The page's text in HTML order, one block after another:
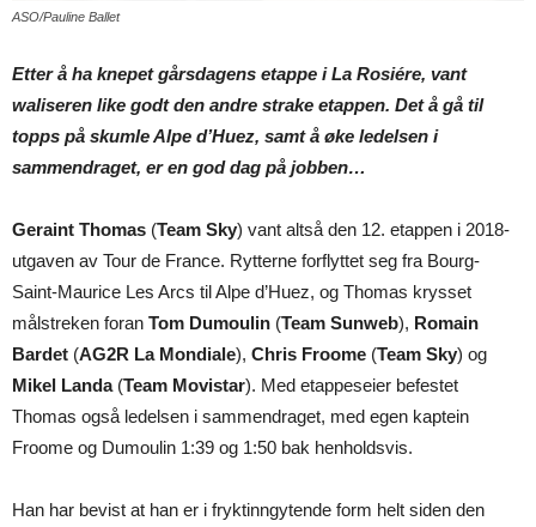
ASO/Pauline Ballet
Etter å ha knepet gårsdagens etappe i La Rosiére, vant
waliseren like godt den andre strake etappen. Det å gå til
topps på skumle Alpe d’Huez, samt å øke ledelsen i
sammendraget, er en god dag på jobben…
Geraint Thomas (Team Sky) vant altså den 12. etappen i 2018-
utgaven av Tour de France. Rytterne forflyttet seg fra Bourg-
Saint-Maurice Les Arcs til Alpe d’Huez, og Thomas krysset
målstreken foran Tom Dumoulin (Team Sunweb), Romain
Bardet (AG2R La Mondiale), Chris Froome (Team Sky) og
Mikel Landa(Team Movistar). Med etappeseier befestet
Thomas også ledelsen i sammendraget, med egen kaptein
Froome og Dumoulin 1:39 og 1:50 bak henholdsvis.
Han har bevist at han er i fryktinngytende form helt siden den